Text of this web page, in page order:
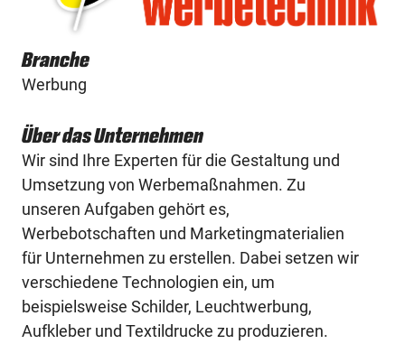
Branche
Werbung
Über das Unternehmen
Wir sind Ihre Experten für die Gestaltung und
Umsetzung von Werbemaßnahmen. Zu
unseren Aufgaben gehört es,
Werbebotschaften und Marketingmaterialien
für Unternehmen zu erstellen. Dabei setzen wir
verschiedene Technologien ein, um
beispielsweise Schilder, Leuchtwerbung,
Aufkleber und Textildrucke zu produzieren.